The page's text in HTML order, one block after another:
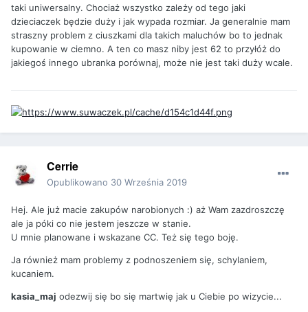
taki uniwersalny. Chociaż wszystko zależy od tego jaki
dzieciaczek będzie duży i jak wypada rozmiar. Ja generalnie mam
straszny problem z ciuszkami dla takich maluchów bo to jednak
kupowanie w ciemno. A ten co masz niby jest 62 to przyłóż do
jakiegoś innego ubranka porównaj, może nie jest taki duży wcale.
Cerrie
Opublikowano 30 Września 2019
Hej. Ale już macie zakupów narobionych :) aż Wam zazdroszczę
ale ja póki co nie jestem jeszcze w stanie.
U mnie planowane i wskazane CC. Też się tego boję.
Ja również mam problemy z podnoszeniem się, schylaniem,
kucaniem.
kasia_maj odezwij się bo się martwię jak u Ciebie po wizycie...